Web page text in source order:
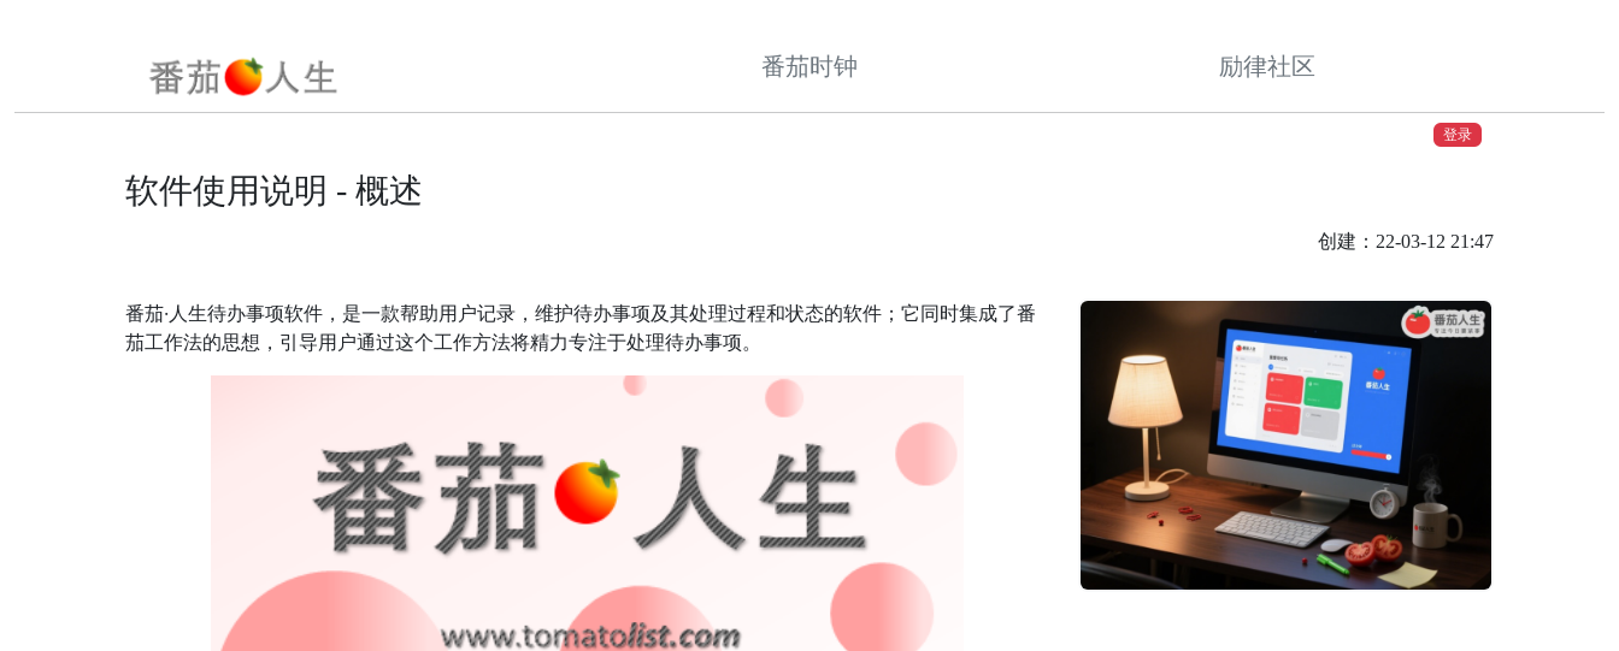
番茄时钟 励律社区
登录
软件使用说明 - 概述
创建：22-03-12 21:47
番茄·人生待办事项软件，是一款帮助用户记录，维护待办事项及其处理过程和状态的软件；它同时集成了番
茄工作法的思想，引导用户通过这个工作方法将精力专注于处理待办事项。